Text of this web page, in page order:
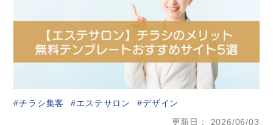
チラシ集客 エステサロン
デザイン
更新日
2026/06/03